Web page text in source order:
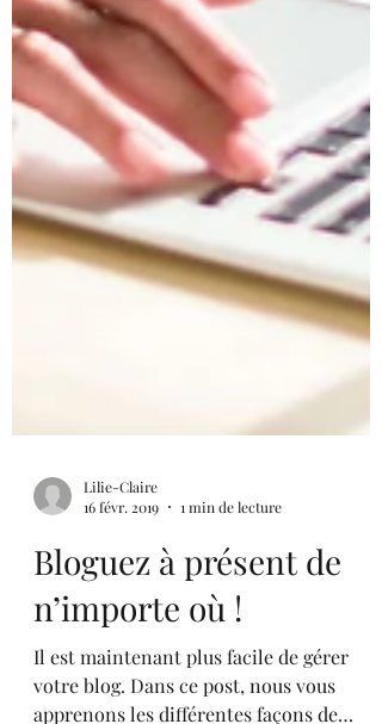
Bloguez à présent de
n’importe où !
Il est maintenant plus facile de gérer